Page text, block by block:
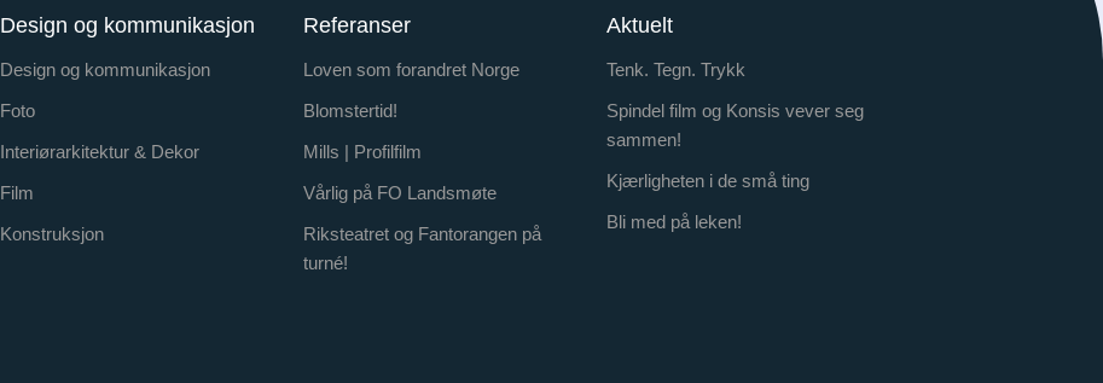
Design og kommunikasjon
Design og kommunikasjon
Foto
Interiørarkitektur & Dekor
Film
Konstruksjon
Referanser
Loven som forandret Norge
Blomstertid!
Mills | Profilfilm
Vårlig på FO Landsmøte
Riksteatret og Fantorangen på
turné!
Aktuelt
Tenk. Tegn. Trykk
Spindel film og Konsis vever seg
sammen!
Kjærligheten i de små ting
Bli med på leken!